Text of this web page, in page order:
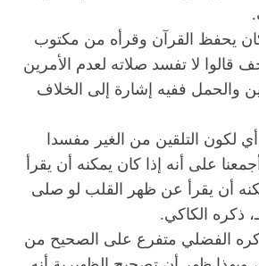
يحفظ القرآن وقرأه من مكتوب
لا تفسد صلاته لعدم الأمرين
والحمل ففيه إشارة إلى الخلاف
لكون التلقين من الغير مفسدا
على أنه إذا كان يمكنه أن يقرأ
أن يقرأ عن ظهر القلب لو صلى
ذكره الكاكي.
الفضلي متفرع على الصحيح من